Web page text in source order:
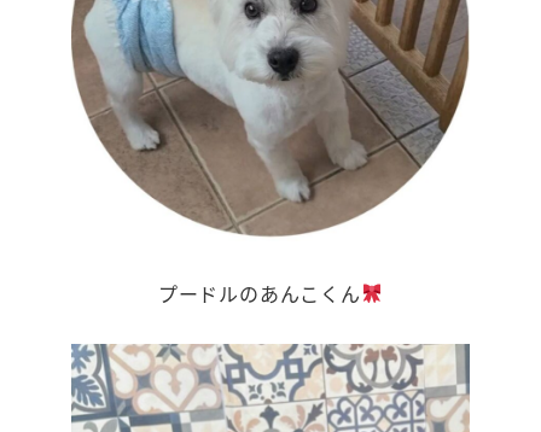
プードルのあんこくん